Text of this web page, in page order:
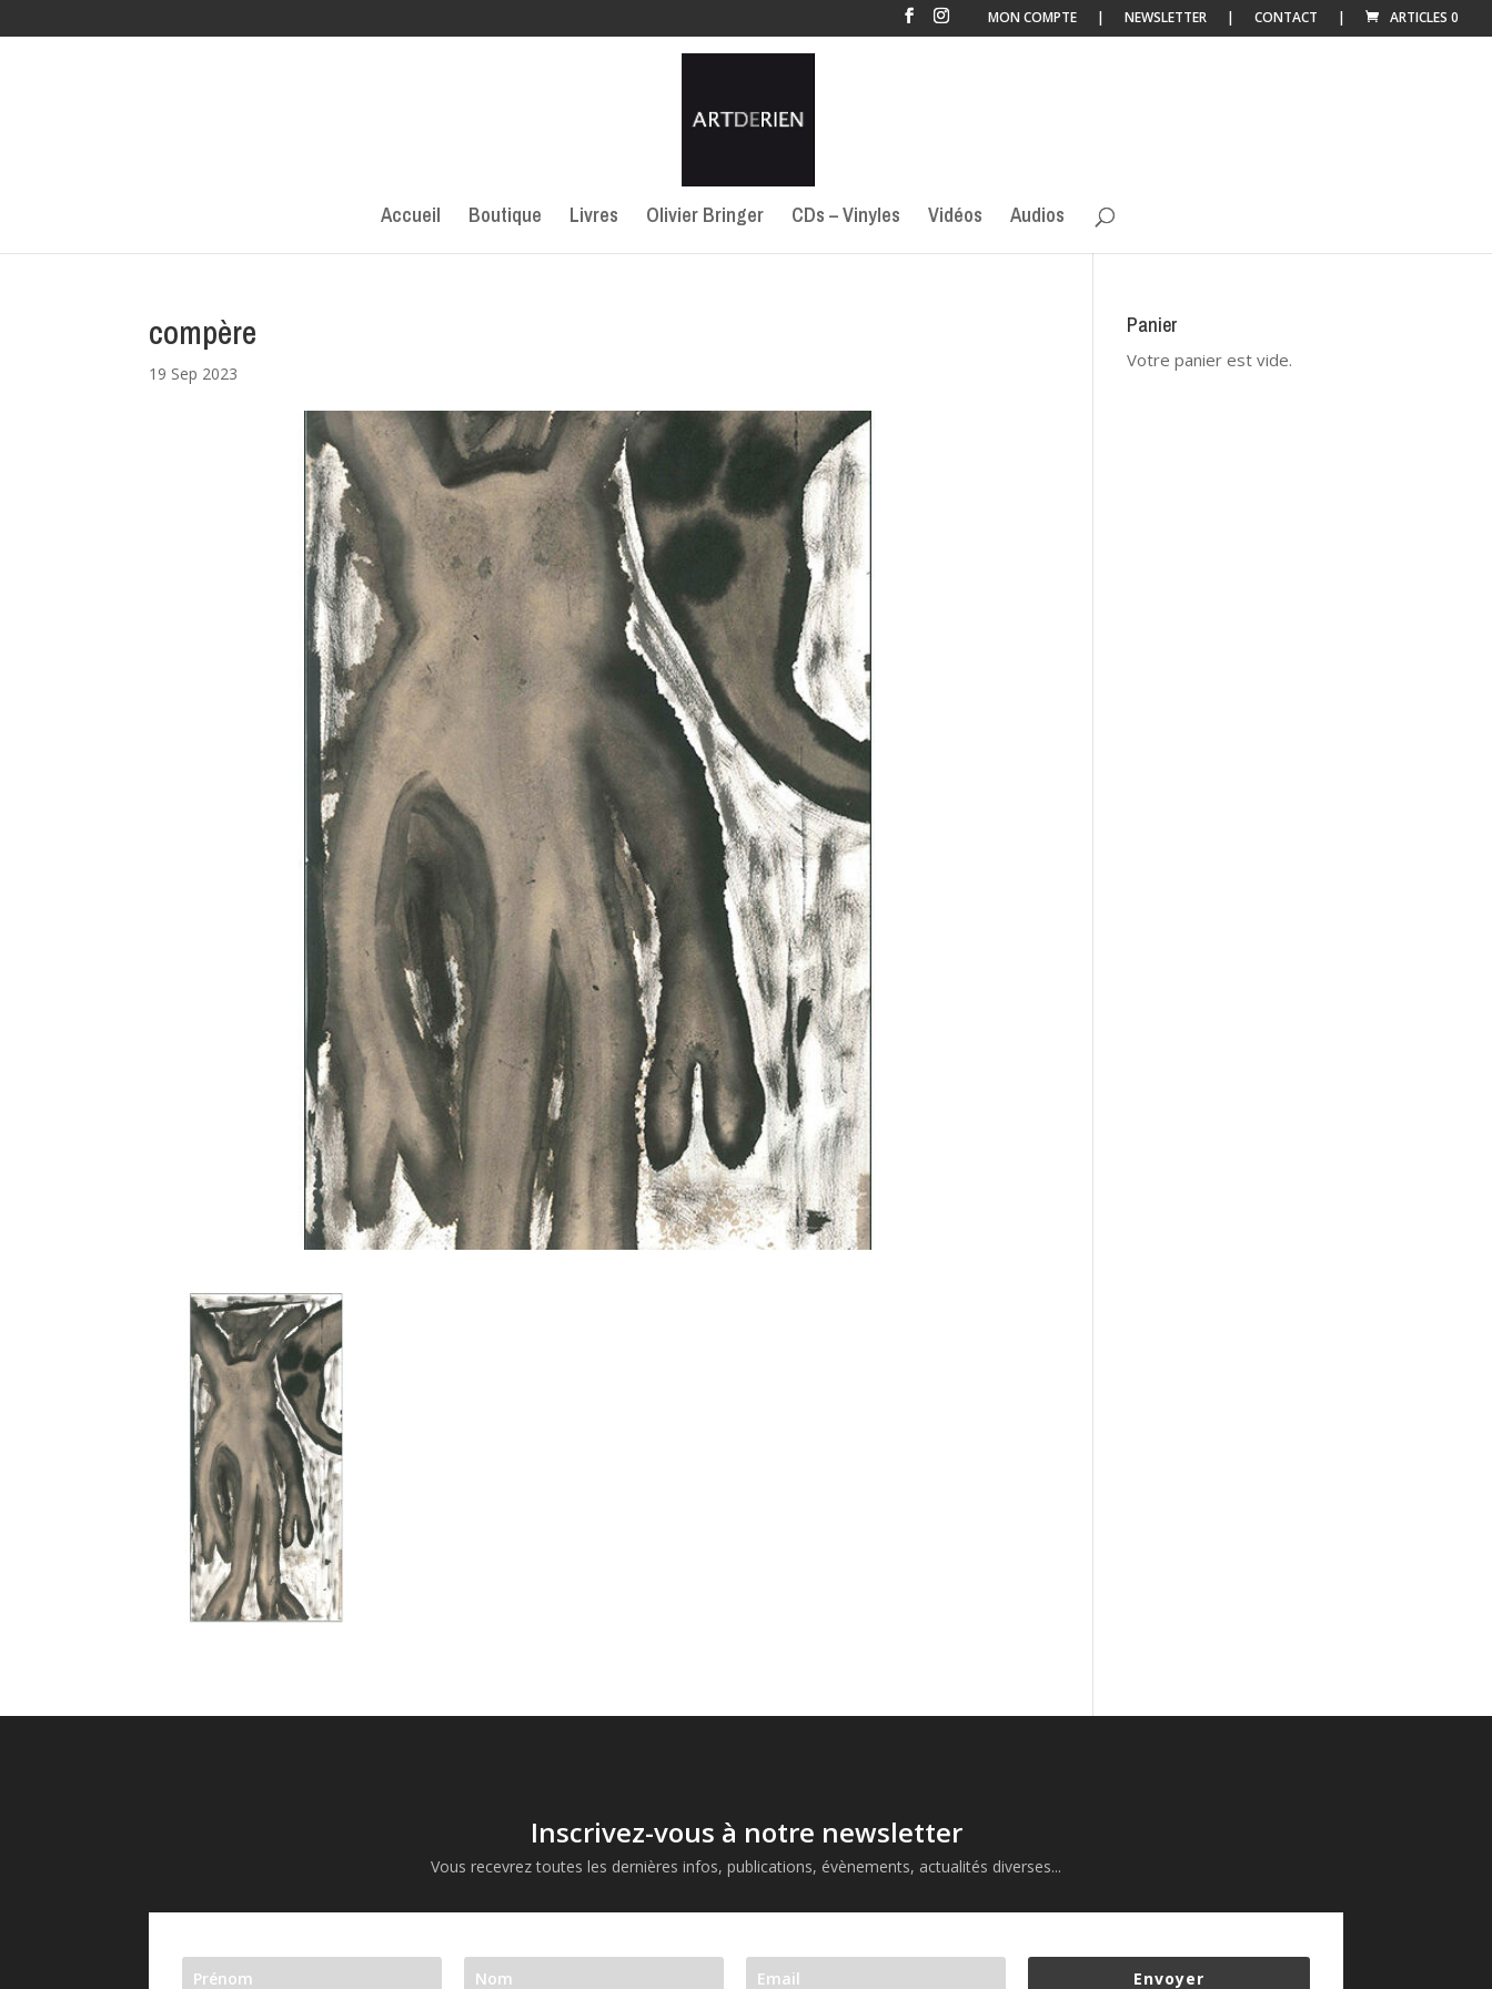
MON COMPTE NEWSLETTER CONTACT ARTICLES 0
Accueil Boutique Livres Olivier Bringer CDs – Vinyles Vidéos Audios
compère
19 Sep 2023
Panier
Votre panier est vide.
Inscrivez-vous à notre newsletter
Vous recevrez toutes les dernières infos, publications, évènements, actualités diverses...
Envoyer